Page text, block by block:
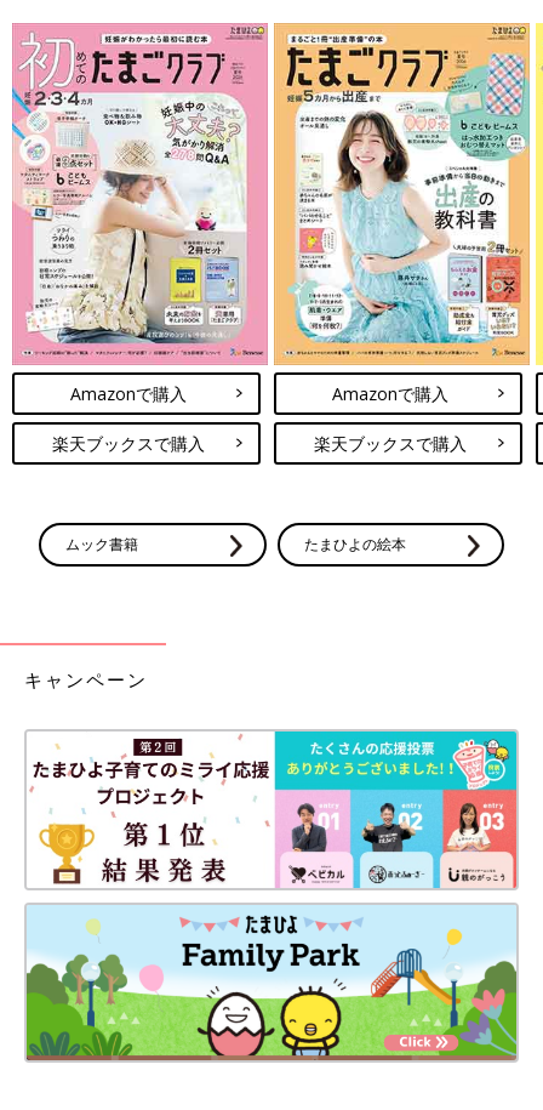
Amazonで購入
楽天ブックスで購入
Amazonで購入
楽天ブックスで購入
ムック書籍 たまひよの絵本
キャンペーン